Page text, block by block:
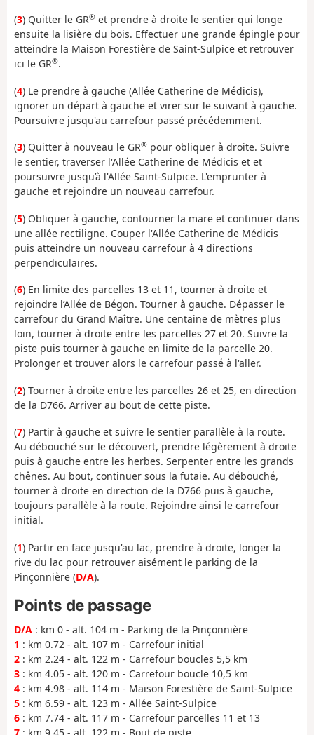
(3) Quitter le GR® et prendre à droite le sentier qui longe
ensuite la lisière du bois. Effectuer une grande épingle pour
atteindre la Maison Forestière de Saint-Sulpice et retrouver
ici le GR®.
(4) Le prendre à gauche (Allée Catherine de Médicis),
ignorer un départ à gauche et virer sur le suivant à gauche.
Poursuivre jusqu'au carrefour passé précédemment.
(3) Quitter à nouveau le GR® pour obliquer à droite. Suivre
le sentier, traverser l'Allée Catherine de Médicis et et
poursuivre jusqu’à l'Allée Saint-Sulpice. L'emprunter à
gauche et rejoindre un nouveau carrefour.
(5) Obliquer à gauche, contourner la mare et continuer dans
une allée rectiligne. Couper l'Allée Catherine de Médicis
puis atteindre un nouveau carrefour à 4 directions
perpendiculaires.
(6) En limite des parcelles 13 et 11, tourner à droite et
rejoindre l’Allée de Bégon. Tourner à gauche. Dépasser le
carrefour du Grand Maître. Une centaine de mètres plus
loin, tourner à droite entre les parcelles 27 et 20. Suivre la
piste puis tourner à gauche en limite de la parcelle 20.
Prolonger et trouver alors le carrefour passé à l'aller.
(2) Tourner à droite entre les parcelles 26 et 25, en direction
de la D766. Arriver au bout de cette piste.
(7) Partir à gauche et suivre le sentier parallèle à la route.
Au débouché sur le découvert, prendre légèrement à droite
puis à gauche entre les herbes. Serpenter entre les grands
chênes. Au bout, continuer sous la futaie. Au débouché,
tourner à droite en direction de la D766 puis à gauche,
toujours parallèle à la route. Rejoindre ainsi le carrefour
initial.
(1) Partir en face jusqu'au lac, prendre à droite, longer la
rive du lac pour retrouver aisément le parking de la
Pinçonnière (D/A).
Points de passage
D/A : km 0 - alt. 104 m - Parking de la Pinçonnière
1 : km 0.72 - alt. 107 m - Carrefour initial
2 : km 2.24 - alt. 122 m - Carrefour boucles 5,5 km
3 : km 4.05 - alt. 120 m - Carrefour boucle 10,5 km
4 : km 4.98 - alt. 114 m - Maison Forestière de Saint-Sulpice
5 : km 6.59 - alt. 123 m - Allée Saint-Sulpice
6 : km 7.74 - alt. 117 m - Carrefour parcelles 11 et 13